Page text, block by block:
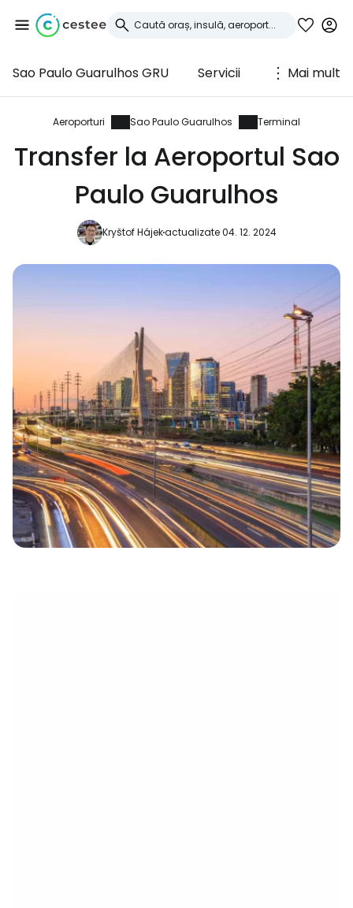
Sao Paulo Guarulhos GRU Servicii Mai mult
Aeroporturi Sao Paulo Guarulhos Terminal
Transfer la Aeroportul Sao
Paulo Guarulhos
Kryštof Hájekactualizate 04. 12. 2024
Conectați-vă la
Cestee
... comunitatea mondială a călătorilor
Continuați cu e-mailul